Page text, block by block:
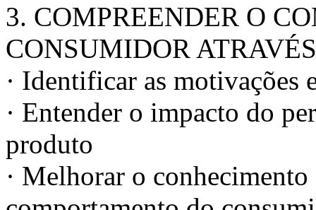
3. COMPREENDER O
CONSUMIDOR
· Identificar as motivações
· Entender o impacto do
produto
· Melhorar o conhecimento